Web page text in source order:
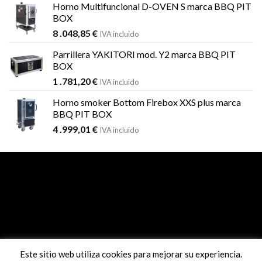
Horno Multifuncional D-OVEN S marca BBQ PIT
BOX
8 .048,85 € IVA incluido
Parrillera YAKITORI mod. Y2 marca BBQ PIT
BOX
1 .781,20€ IVA incluido
Horno smoker Bottom Firebox XXS plus marca
BBQ PIT BOX
4 .999,01 € IVA incluido
Pago seguro con sistema REDSYS
Este sitio web utiliza cookies para mejorar su experiencia.